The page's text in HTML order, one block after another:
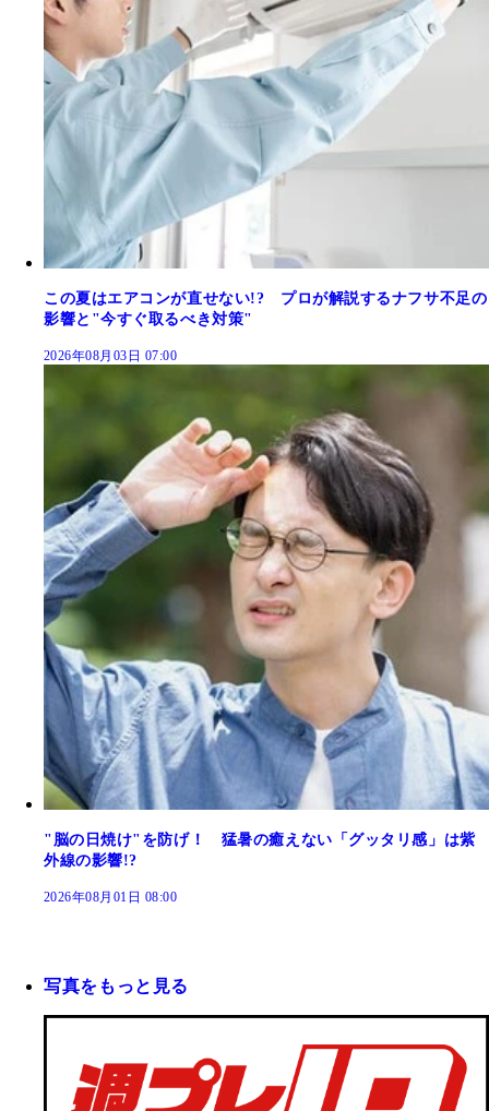
この夏はエアコンが直せない!? プロが解説するナフサ不足の
影響と"今すぐ取るべき対策"
2026年08月03日 07:00
"脳の日焼け"を防げ！ 猛暑の癒えない「グッタリ感」は紫
外線の影響!?
2026年08月01日 08:00
写真をもっと見る